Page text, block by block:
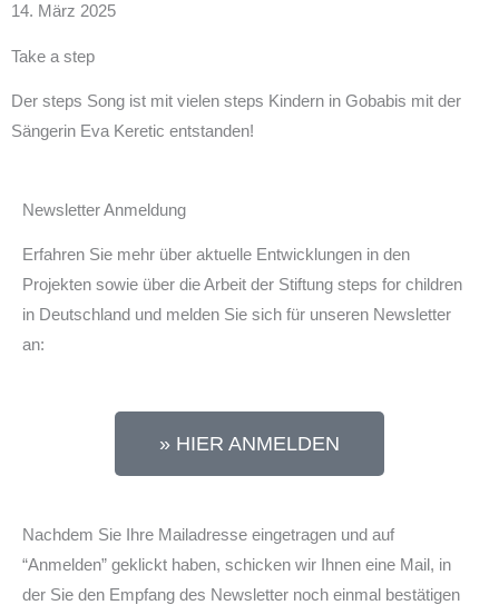
14. März 2025
Take a step
Der steps Song ist mit vielen steps Kindern in Gobabis mit der
Sängerin Eva Keretic entstanden!
Newsletter Anmeldung
Erfahren Sie mehr über aktuelle Entwicklungen in den
Projekten sowie über die Arbeit der Stiftung steps for children
in Deutschland und melden Sie sich für unseren Newsletter
an:
» HIER ANMELDEN
Nachdem Sie Ihre Mailadresse eingetragen und auf
“Anmelden” geklickt haben, schicken wir Ihnen eine Mail, in
der Sie den Empfang des Newsletter noch einmal bestätigen